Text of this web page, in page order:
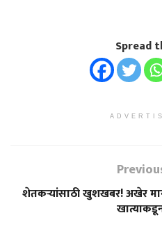
Spread
शेतकऱ्यांसाठी खुशखबर! अखेर